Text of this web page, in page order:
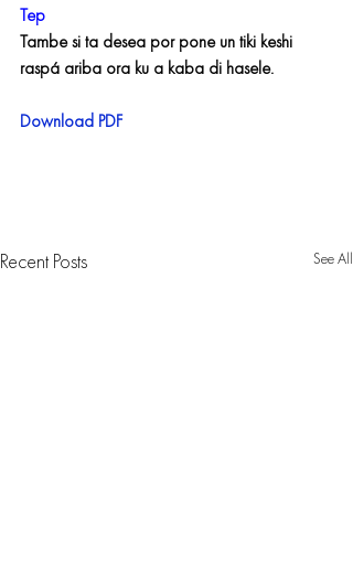
Tep
Tambe si ta desea por pone un tiki keshi
raspá ariba ora ku a kaba di hasele.
Download PDF
Recent Posts See All